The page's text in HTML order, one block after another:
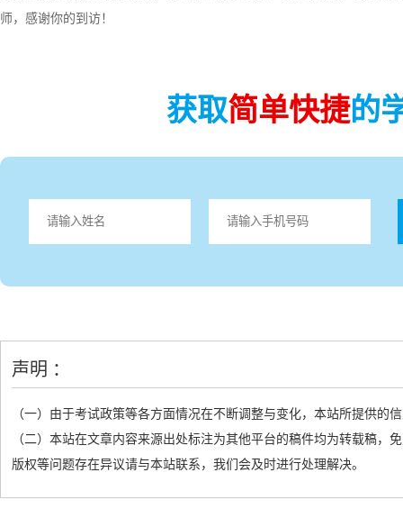
师，感谢你的到访！
获取简单快捷的
声明 ：
（一）由于考试政策等各方面情况在不断调整与变化，本站所提供的
（二）本站在文章内容来源出处标注为其他平台的稿件均为转载稿
版权等问题存在异议请与本站联系，我们会及时进行处理解决。